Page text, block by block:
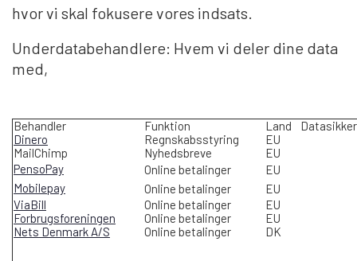
hvor vi skal fokusere vores indsats.
Underdatabehandlere: Hvem vi deler dine data
med,
Behandler Funktion Land
Dinero
Regnskabsstyring
EU
MailChimp
Nyhedsbreve
EU
PensoPay
Online betalinger
EU
Mobilepay
Online betalinger
EU
ViaBill
Online betalinger
EU
Forbrugsforeningen
Online betalinger
EU
Nets Denmark A/S
Online betalinger DK